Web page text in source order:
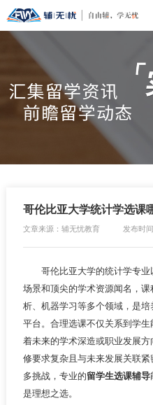
哥伦比亚大学统计学选课
文章来源：辅无忧教育 发布时
哥伦比亚大学的统计学专业
场景和顶尖的学术资源闻名，
析、机器学习等多个领域，是
平台。合理选课不仅关系到学
着未来的学术深造或职业发展
修要求复杂且与未来发展关联
多挑战，专业的留学生选课辅导
是理想之选。